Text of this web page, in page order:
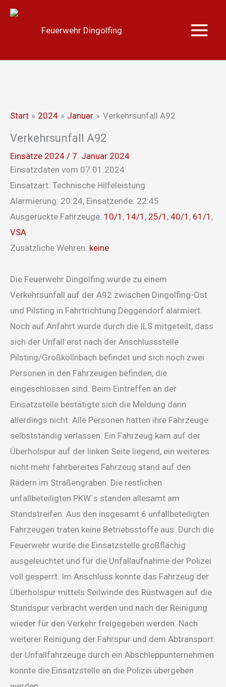
Zum
Feuerwehr Dingolfing
Start 2024 Januar Verkehrsunfall A92
Verkehrsunfall A92
Einsätze 2024 / 7. Januar 2024
Einsatzdaten vom 07.01.2024
Einsatzart: Technische Hilfeleistung
Alarmierung: 20:24, Einsatzende: 22:45
Ausgerückte Fahrzeuge: 10/1 , 14/1 , 25/1 , 40/1 , 61/1 ,
VSA
Zusätzliche Wehren: keine
Die Feuerwehr Dingolfing wurde zu einem
Verkehrsunfall auf der A92 zwischen Dingolfing-Ost
und Pilsting in Fahrtrichtung Deggendorf alarmiert.
Noch auf Anfahrt wurde durch die ILS mitgeteilt, dass
sich der Unfall erst nach der Anschlussstelle
Pilsting/Großköllnbach befindet und sich noch zwei
Personen in den Fahrzeugen befinden, die
eingeschlossen sind. Beim Eintreffen an der
Einsatzstelle bestätigte sich die Meldung dann
allerdings nicht. Alle Personen hatten ihre Fahrzeuge
selbstständig verlassen. Ein Fahrzeug kam auf der
Überholspur auf der linken Seite liegend, ein weiteres
nicht mehr fahrbereites Fahrzeug stand auf den
Rädern im Straßengraben. Die restlichen
unfallbeteiligten PKW´s standen allesamt am
Standstreifen. Aus den insgesamt 6 unfallbeteiligten
Fahrzeugen traten keine Betriebsstoffe aus. Durch die
Feuerwehr wurde die Einsatzstelle großflächig
ausgeleuchtet und für die Unfallaufnahme der Polizei
voll gesperrt. Im Anschluss konnte das Fahrzeug der
Überholspur mittels Seilwinde des Rüstwagen auf die
Standspur verbracht werden und nach der Reinigung
wieder für den Verkehr freigegeben werden. Nach
weiterer Reinigung der Fahrspur und dem Abtransport
der Unfallfahrzeuge durch ein Abschleppunternehmen
konnte die Einsatzstelle an die Polizei übergeben
Main